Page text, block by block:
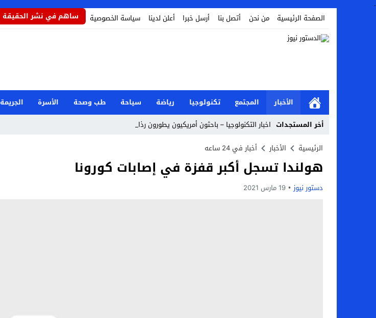
.
الصفحة الرئيسية
من نحن أتصل بنا أرسل خبرا أعلن لدينا سياسة الخصوصية ساهم في نشر الحقيقة
الأخبار المجتمع تكنولوجيا رياضة سياحة طب وصحة الأسرة الجريمة
أخر المستجدات اخبار التكنولوجيا – باحثون أمريكيون يطورون رذاذاً ي _
Stop
Previous
Next
الرئيسية الأخبار أخبار في 24 ساعه
هولندا تسجل أكبر قفزة في إصابات كورونا
دستور نيوز 19 مارس 2021